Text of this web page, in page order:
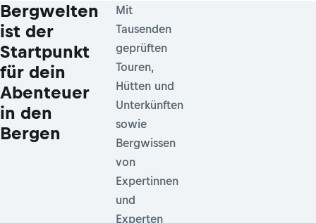
Bergwelten
ist der
Startpunkt
für dein
Abenteuer
in den
Bergen
Mit
Tausenden
geprüften
Touren,
Hütten und
Unterkünften
sowie
Bergwissen
von
Expertinnen
und
Experten